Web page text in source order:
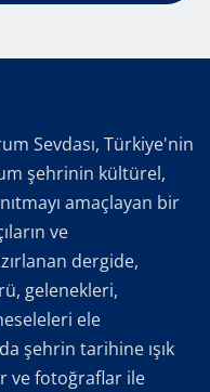
Sevdası, Türkiye'nin
şehrinin kültürel,
amaçlayan bir
ve
dergide,
gelenekleri,
ele
şehrin tarihine ışık
ve fotoğraflar ile